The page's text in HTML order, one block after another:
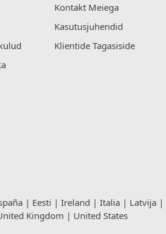
Kontakt Meiega
Kasutusjuhendid
Klientide Tagasiside
| Eesti | Ireland | Italia | Latvija |
Kingdom | United States